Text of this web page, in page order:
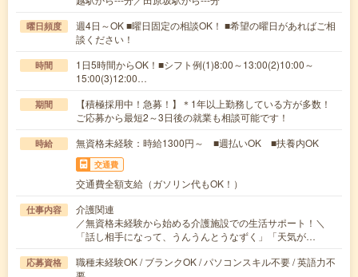
曜日頻度
週4日～OK ■曜日固定の相談OK！ ■希望の曜日があればご相
談ください！
時間
1日5時間からOK！■シフト例(1)8:00～13:00(2)10:00～
15:00(3)12:00…
期間
【積極採用中！急募！】＊1年以上勤務している方が多数！
ご応募から最短2～3日後の就業も相談可能です！
時給 無資格未経験：時給1300円～ ■週払いOK ■扶養内OK
交通費
交通費全額支給（ガソリン代もOK！）
仕事内容
介護関連
／無資格未経験から始める介護施設での生活サポート！＼
「話し相手になって、うんうんとうなずく」「天気が…
応募資格
職種未経験OK / ブランクOK / パソコンスキル不要 / 英語力不